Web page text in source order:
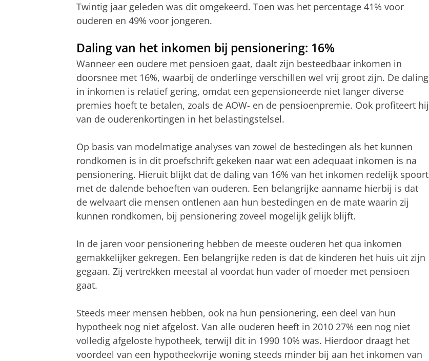
Twintig jaar geleden was dit omgekeerd. Toen was het percentage 41% voor
ouderen en 49% voor jongeren.
Daling van het inkomen bij pensionering: 16%
Wanneer een oudere met pensioen gaat, daalt zijn besteedbaar inkomen in
doorsnee met 16%, waarbij de onderlinge verschillen wel vrij groot zijn. De daling
in inkomen is relatief gering, omdat een gepensioneerde niet langer diverse
premies hoeft te betalen, zoals de AOW- en de pensioenpremie. Ook profiteert hij
van de ouderenkortingen in het belastingstelsel.
Op basis van modelmatige analyses van zowel de bestedingen als het kunnen
rondkomen is in dit proefschrift gekeken naar wat een adequaat inkomen is na
pensionering. Hieruit blijkt dat de daling van 16% van het inkomen redelijk spoort
met de dalende behoeften van ouderen. Een belangrijke aanname hierbij is dat
de welvaart die mensen ontlenen aan hun bestedingen en de mate waarin zij
kunnen rondkomen, bij pensionering zoveel mogelijk gelijk blijft.
In de jaren voor pensionering hebben de meeste ouderen het qua inkomen
gemakkelijker gekregen. Een belangrijke reden is dat de kinderen het huis uit zijn
gegaan. Zij vertrekken meestal al voordat hun vader of moeder met pensioen
gaat.
Steeds meer mensen hebben, ook na hun pensionering, een deel van hun
hypotheek nog niet afgelost. Van alle ouderen heeft in 2010 27% een nog niet
volledig afgeloste hypotheek, terwijl dit in 1990 10% was. Hierdoor draagt het
voordeel van een hypotheekvrije woning steeds minder bij aan het inkomen van